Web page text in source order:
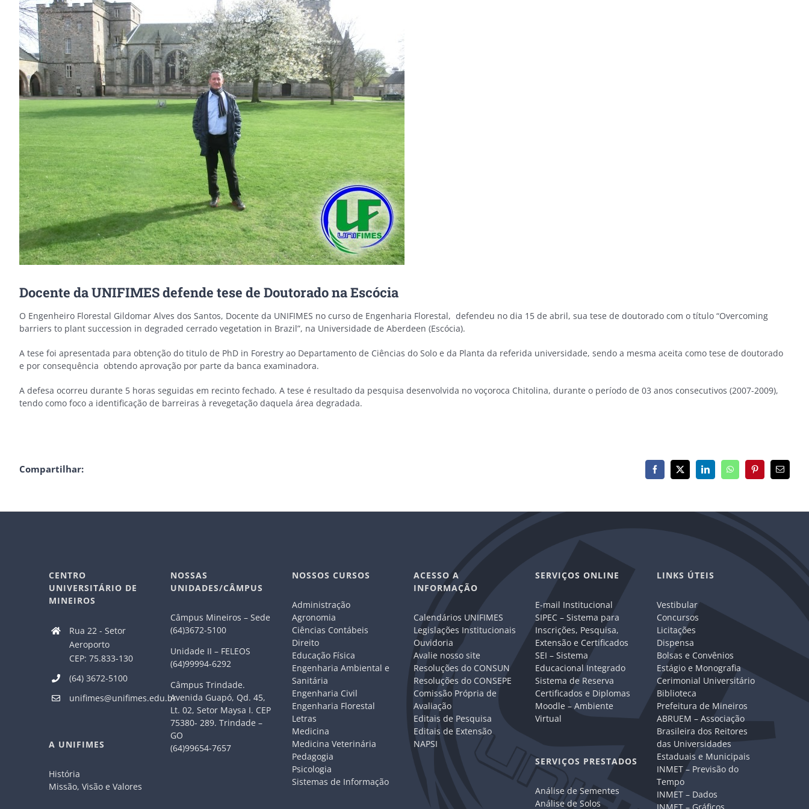
Image
Docente da UNIFIMES defende tese de Doutorado na Escócia
O Engenheiro Florestal Gildomar Alves dos Santos, Docente da UNIFIMES no curso de Engenharia Florestal, defendeu no dia 15 de abril, sua tese de doutorado com o título “Overcoming
barriers to plant succession in degraded cerrado vegetation in Brazil”, na Universidade de Aberdeen (Escócia).
A tese foi apresentada para obtenção do titulo de PhD in Forestry ao Departamento de Ciências do Solo e da Planta da referida universidade, sendo a mesma aceita como tese de doutorado
e por consequência obtendo aprovação por parte da banca examinadora.
A defesa ocorreu durante 5 horas seguidas em recinto fechado. A tese é resultado da pesquisa desenvolvida no voçoroca Chitolina, durante o período de 03 anos consecutivos (2007-2009),
tendo como foco a identificação de barreiras à revegetação daquela área degradada.
Compartilhar: Facebook
X LinkedInWhatsAppPinterest
E-
mail
CENTRO
UNIVERSITÁRIO DE
MINEIROS
Rua 22 - Setor
Aeroporto
CEP: 75.833-130
(64) 3672-5100
unifimes@unifimes.edu.br
A UNIFIMES
História
Missão, Visão e Valores
NOSSAS
UNIDADES/CÂMPUS
Câmpus Mineiros – Sede
(64)3672-5100
Unidade II – FELEOS
(64)99994-6292
Câmpus Trindade.
Avenida Guapó, Qd. 45,
Lt. 02, Setor Maysa I. CEP
75380- 289. Trindade –
GO
(64)99654-7657
NOSSOS CURSOS
Administração
Agronomia
Ciências Contábeis
Direito
Educação Física
Engenharia Ambiental e
Sanitária
Engenharia Civil
Engenharia Florestal
Letras
Medicina
Medicina Veterinária
Pedagogia
Psicologia
Sistemas de Informação
ACESSO A
INFORMAÇÃO
Calendários UNIFIMES
Legislações Institucionais
Ouvidoria
Avalie nosso site
Resoluções do CONSUN
Resoluções do CONSEPE
Comissão Própria de
Avaliação
Editais de Pesquisa
Editais de Extensão
NAPSI
SERVIÇOS ONLINE
E-mail Institucional
SIPEC – Sistema para
Inscrições, Pesquisa,
Extensão e Certificados
SEI – Sistema
Educacional Integrado
Sistema de Reserva
Certificados e Diplomas
Moodle – Ambiente
Virtual
SERVIÇOS PRESTADOS
Análise de Sementes
Análise de Solos
LINKS ÚTEIS
Vestibular
Concursos
Licitações
Dispensa
Bolsas e Convênios
Estágio e Monografia
Cerimonial Universitário
Biblioteca
Prefeitura de Mineiros
ABRUEM – Associação
Brasileira dos Reitores
das Universidades
Estaduais e Municipais
INMET – Previsão do
Tempo
INMET – Dados